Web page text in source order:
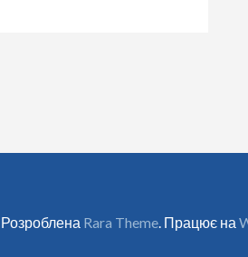
Rara Theme. Працює на